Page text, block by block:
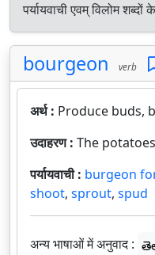
पर्यायवाची एवम् विलोम शब्दों
bourgeon verb
अर्थ : Produce buds,
उदाहरण : The
पर्यायवाची : burgeon
shoot, sprout, spud
अन्य भाषाओं में अनुवाद :